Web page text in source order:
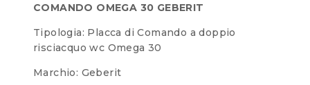
COMANDO OMEGA 30 GEBERIT
Tipologia: Placca di Comando a doppio
risciacquo wc Omega 30
Marchio: Geberit